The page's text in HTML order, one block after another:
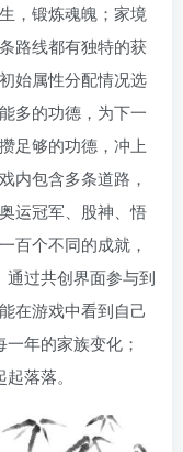
，锻炼魂魄；家境
路线都有独特的获
始属性分配情况选
多的功德，为下一
足够的功德，冲上
内包含多条道路，
运冠军、股神、悟
百个不同的成就，
过共创界面参与到
在游戏中看到自己
年的家族变化；
落落。